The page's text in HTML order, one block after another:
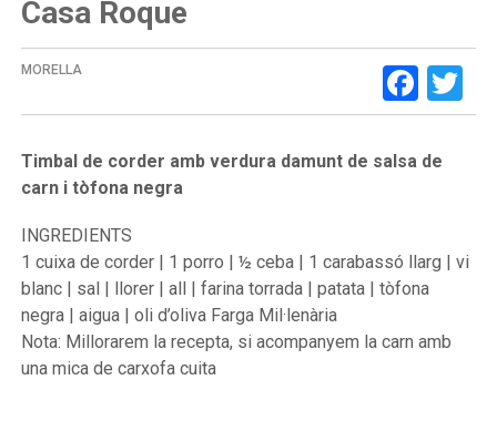
Casa Roque
MORELLA
Timbal de corder amb verdura damunt de salsa de
carn i tòfona negra
INGREDIENTS
1 cuixa de corder | 1 porro | ½ ceba | 1 carabassó llarg | vi
blanc | sal | llorer | all | farina torrada | patata | tòfona
negra | aigua | oli d’oliva Farga Mil·lenària
Nota: Millorarem la recepta, si acompanyem la carn amb
una mica de carxofa cuita